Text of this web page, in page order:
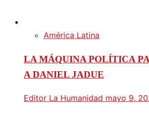
América Latina
LA MÁQUINA POLÍTICA
A DANIEL JADUE
Editor La Humanidad mayo 9,